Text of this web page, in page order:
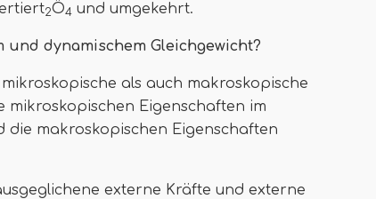
2Ö4 und umgekehrt.
dynamischem Gleichgewicht?
als auch makroskopische
mikroskopischen Eigenschaften im
die makroskopischen Eigenschaften
externe Kräfte und externe